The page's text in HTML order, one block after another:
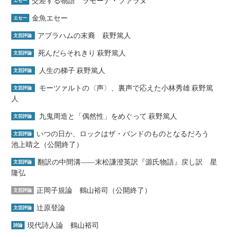
エセー 金魚エセー
文芸評論 アブラハムの末裔 萩野篤人
文芸評論 死んだらそれきり 萩野篤人
文芸評論 人生の梯子 萩野篤人
文芸評論
モーツァルトの〈声〉、裏声で応えた小林秀雄 萩野篤
人
文芸評論 九鬼周造と「偶然性」をめぐって 萩野篤人
文芸評論
いつの日か、ロックはザ・バンドのものとなるだろう
池上晴之（公開終了）
文芸評論
翻訳の中間溝――末松謙澄英訳『源氏物語』戻し訳 星
隆弘
文芸評論 正岡子規論 鶴山裕司（公開終了）
文芸評論 辻原登論
詩論 現代詩人論 鶴山裕司